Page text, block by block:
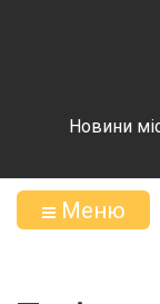
Новини
Меню